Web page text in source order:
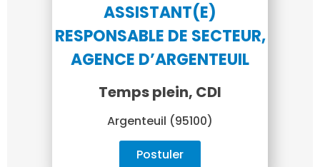
ASSISTANT(E)
RESPONSABLE DE SECTEUR,
AGENCE D’ARGENTEUIL
Temps plein, CDI
Argenteuil (95100)
Postuler